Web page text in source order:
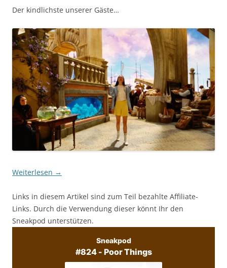
Der kindlichste unserer Gäste…
Weiterlesen →
Links in diesem Artikel sind zum Teil bezahlte Affiliate-
Links. Durch die Verwendung dieser könnt Ihr den
Sneakpod unterstützen.